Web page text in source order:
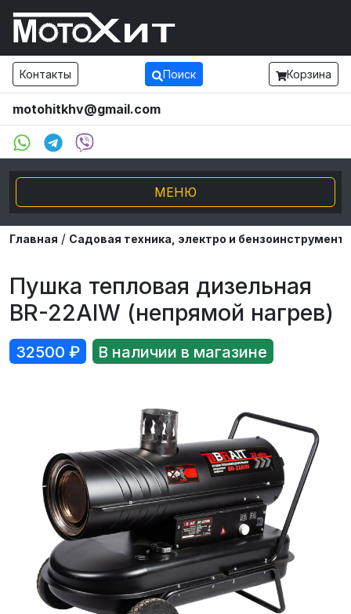
Контакты Поиск Корзина
motohitkhv@gmail.com
МЕНЮ
Электро транспорт
Мотоциклы и мопеды
Внедорожники ATV UTV
Снегоходы, Буксировщики
Садовая техника, электро и бензоинструмент
Велосипеды
Прицепы для водной и мототехники
Запчасти и аксессуары
Главная / Садовая техника, электро и бензоинструмент
Пушка тепловая дизельная
BR-22AIW (непрямой нагрев)
32500 ₽ В наличии в магазине